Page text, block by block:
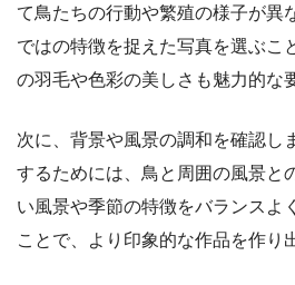
て鳥たちの行動や繁殖の様子が異
ではの特徴を捉えた写真を選ぶこ
の羽毛や色彩の美しさも魅力的な
次に、背景や風景の調和を確認し
するためには、鳥と周囲の風景と
い風景や季節の特徴をバランスよ
ことで、より印象的な作品を作り